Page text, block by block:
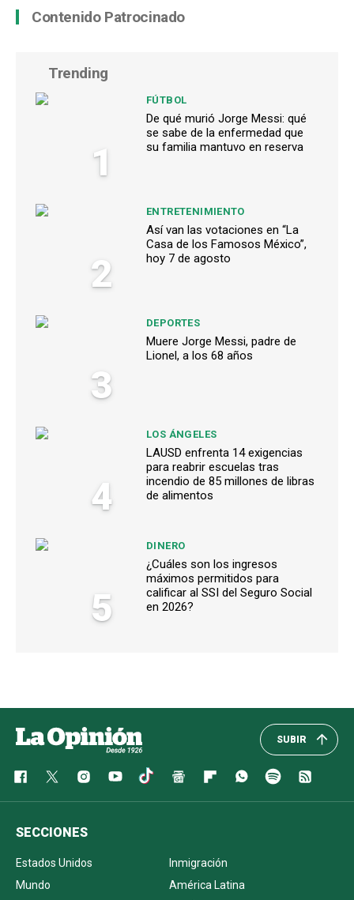
Contenido Patrocinado
Trending
1
FÚTBOL
De qué murió Jorge Messi: qué
se sabe de la enfermedad que
su familia mantuvo en reserva
2
ENTRETENIMIENTO
Así van las votaciones en “La
Casa de los Famosos México”,
hoy 7 de agosto
3
DEPORTES
Muere Jorge Messi, padre de
Lionel, a los 68 años
4
LOS ÁNGELES
LAUSD enfrenta 14 exigencias
para reabrir escuelas tras
incendio de 85 millones de libras
de alimentos
5
DINERO
¿Cuáles son los ingresos
máximos permitidos para
calificar al SSI del Seguro Social
en 2026?
SUBIR
SECCIONES
Estados Unidos
Inmigración
Mundo
América Latina